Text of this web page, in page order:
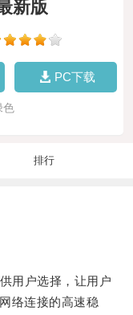
新版
PC下载
色
排行
用户选择，让用户
络连接的高速稳